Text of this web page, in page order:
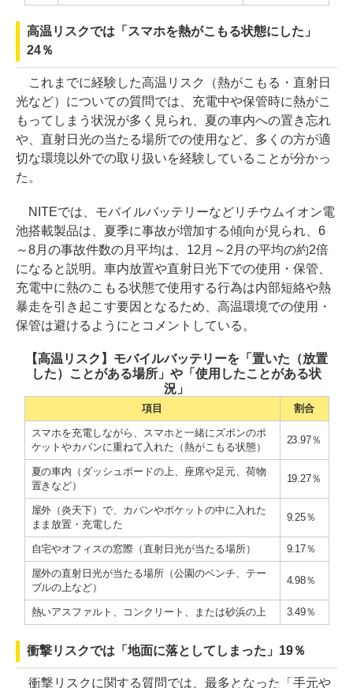
高温リスクでは「スマホを熱がこもる状態にした」
24％
これまでに経験した高温リスク（熱がこもる・直射日
光など）についての質問では、充電中や保管時に熱がこ
もってしまう状況が多く見られ、夏の車内への置き忘れ
や、直射日光の当たる場所での使用など、多くの方が適
切な環境以外での取り扱いを経験していることが分かっ
た。
NITEでは、モバイルバッテリーなどリチウムイオン電
池搭載製品は、夏季に事故が増加する傾向が見られ、6
～8月の事故件数の月平均は、12月～2月の平均の約2倍
になると説明。車内放置や直射日光下での使用・保管、
充電中に熱のこもる状態で使用する行為は内部短絡や熱
暴走を引き起こす要因となるため、高温環境での使用・
保管は避けるようにとコメントしている。
【高温リスク】モバイルバッテリーを「置いた（放置
した）ことがある場所」や「使用したことがある状
況」
項目 割合
スマホを充電しながら、スマホと一緒にズボンのポ
ケットやカバンに重ねて入れた（熱がこもる状態）
23.97％
夏の車内（ダッシュボードの上、座席や足元、荷物
置きなど）
19.27％
屋外（炎天下）で、カバンやポケットの中に入れた
まま放置・充電した
9.25％
自宅やオフィスの窓際（直射日光が当たる場所） 9.17％
屋外の直射日光が当たる場所（公園のベンチ、テー
ブルの上など）
4.98％
熱いアスファルト、コンクリート、または砂浜の上 3.49％
衝撃リスクでは「地面に落としてしまった」19％
衝撃リスクに関する質問では、最多となった「手元や